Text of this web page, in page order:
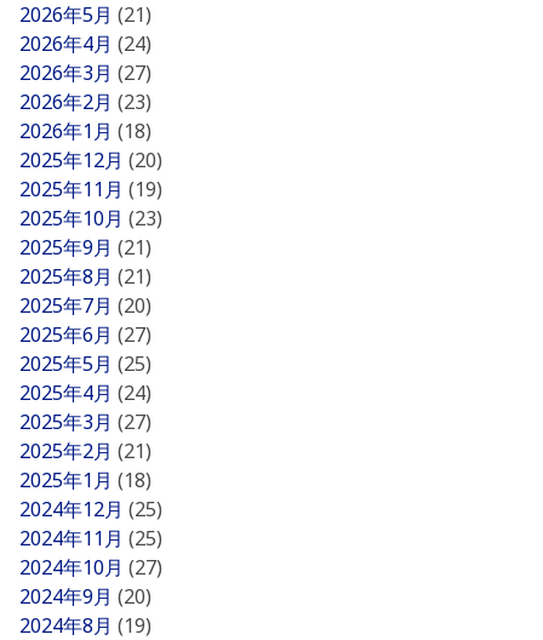
2026年5月 (21)
2026年4月 (24)
2026年3月 (27)
2026年2月 (23)
2026年1月 (18)
2025年12月 (20)
2025年11月 (19)
2025年10月 (23)
2025年9月 (21)
2025年8月 (21)
2025年7月 (20)
2025年6月 (27)
2025年5月 (25)
2025年4月 (24)
2025年3月 (27)
2025年2月 (21)
2025年1月 (18)
2024年12月 (25)
2024年11月 (25)
2024年10月 (27)
2024年9月 (20)
2024年8月 (19)